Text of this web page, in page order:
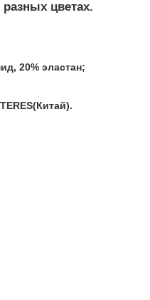
цветах.
20% эластан;